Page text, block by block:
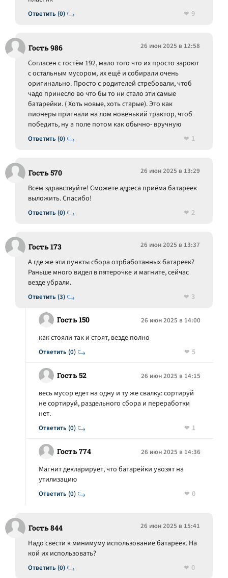
Ответить (0)
9
Гость 986 26 июн 2025 в 12:58
Ответить (0)
Согласен с гостём 192, мало того что их просто зароют
с остальным мусором, их ещё и собирали очень
оригинально. Просто с родителей стребовали, чтоб
чадо принесло во что бы то ни стало эти самые
батарейки. ( Хоть новые, хоть старые). Это как
пионеры пригнали на лом новенький трактор, чтоб
победить, ну а поле потом как обычно- вручную
1
Гость 570 26 июн 2025 в 13:29
Ответить (0)
Всем здравствуйте! Сможете адреса приёма батареек
выложить. Спасибо!
2
Гость 173 26 июн 2025 в 13:37
Ответить (3)
А где же эти пункты сбора отрбаботанных батареек?
Раньше много видел в пятерочке и магните, сейчас
везде убрали.
3
Гость 150 26 июн 2025 в 14:00
Ответить (0)
как стояли так и стоят, везде полно
5
Гость 52 26 июн 2025 в 14:15
Ответить (0)
весь мусор едет на одну и ту же свалку: сортируй
не сортируй, раздельного сбора и переработки
нет.
1
Гость 774 26 июн 2025 в 14:36
Ответить (0)
Магнит декларирует, что батарейки увозят на
утилизацию
0
Гость 844 26 июн 2025 в 15:41
Ответить (0)
Надо свести к минимуму использование батареек. На
кой их использовать?
0